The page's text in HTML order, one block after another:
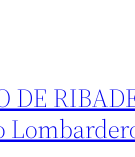
DE